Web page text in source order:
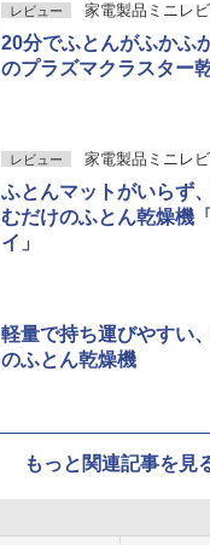
レビュー 家電製品ミニレ
20分でふとんがふかふ
のプラズマクラスター
レビュー 家電製品ミニレ
ふとんマットがいらず
むだけのふとん乾燥機
イ」
軽量で持ち運びやすい
のふとん乾燥機
もっと関連記事を見